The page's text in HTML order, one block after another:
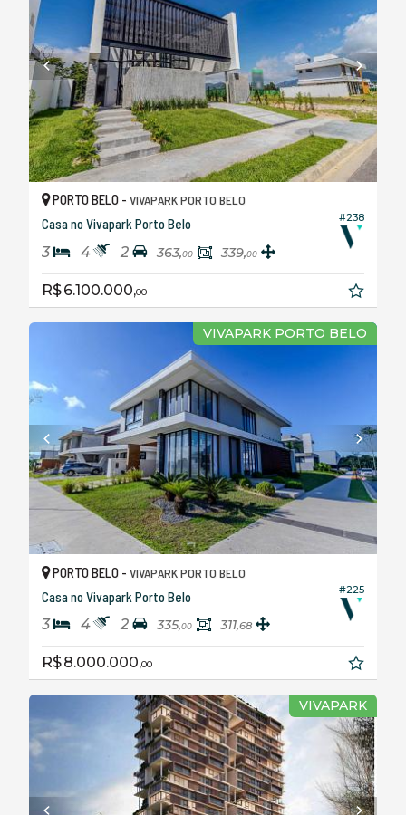
#238
PORTO BELO - VIVAPARK PORTO BELO
Casa no Vivapark Porto Belo
3 4 2 363,00 339,00
R$ 6.100.000,00
VIVAPARK PORTO BELO
#225
PORTO BELO - VIVAPARK PORTO BELO
Casa no Vivapark Porto Belo
3 4 2 335,00 311,68
R$ 8.000.000,00
VIVAPARK